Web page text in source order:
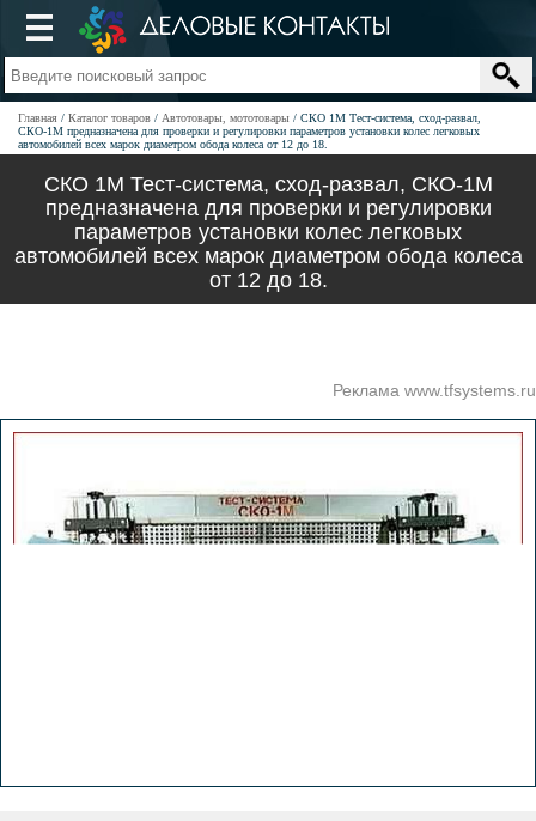
Главная Каталог товаров Автотовары, мототовары
СКО 1М Тест-система, сход-развал,
СКО-1М предназначена для проверки и регулировки параметров установки колес легковых
автомобилей всех марок диаметром обода колеса от 12 до 18.
СКО 1М Тест-система, сход-развал, СКО-1М
предназначена для проверки и регулировки
параметров установки колес легковых
автомобилей всех марок диаметром обода колеса
от 12 до 18.
Реклама www.tfsystems.ru